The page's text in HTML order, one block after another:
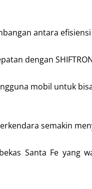
antara efisiensi
dengan
mobil untuk
semakin
Santa Fe yang